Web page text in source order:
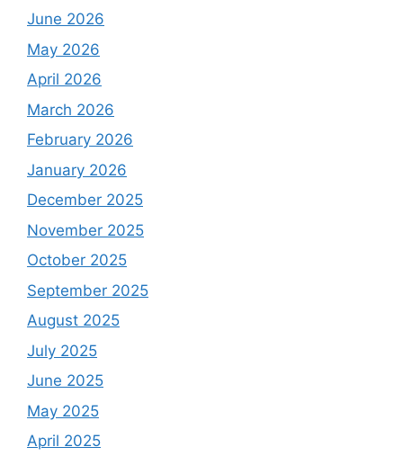
June 2026
May 2026
April 2026
March 2026
February 2026
January 2026
December 2025
November 2025
October 2025
September 2025
August 2025
July 2025
June 2025
May 2025
April 2025